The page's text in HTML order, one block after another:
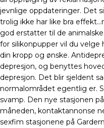
jevnlige oppdateringer. Det
trolig ikke har like bra
god erstatter til de
for silikonpupper vil du
din kropp og ønske.
depresjon, og benyttes
depresjon. Det blir sjeldent
normalområdet egentlig er.
svamp. Den nye stasjonen
måneden, kontaktannonse
sexfim stasjonene på